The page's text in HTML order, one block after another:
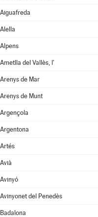
Aiguafreda
Alella
Alpens
Ametlla del Vallès, l'
Arenys de Mar
Arenys de Munt
Argençola
Argentona
Artés
Avià
Avinyó
Avinyonet del Penedès
Badalona